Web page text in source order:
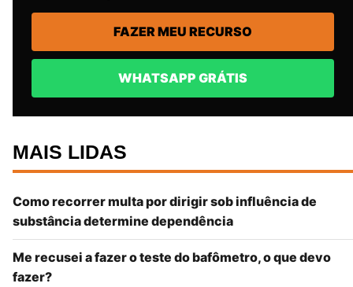
FAZER MEU RECURSO
WHATSAPP GRÁTIS
MAIS LIDAS
Como recorrer multa por dirigir sob influência de
substância determine dependência
Me recusei a fazer o teste do bafômetro, o que devo
fazer?